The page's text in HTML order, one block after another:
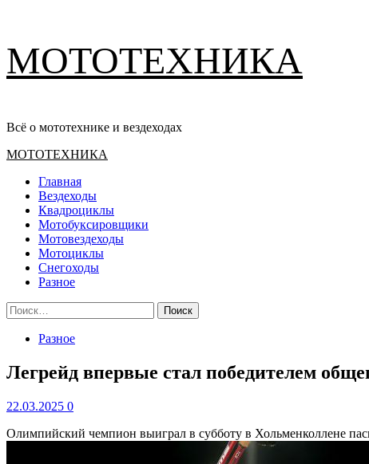
содержимому
МОТОТЕХНИКА
Всё о мототехнике и вездеходах
Основное
МОТОТЕХНИКА
Главная
Вездеходы
Квадроциклы
Мотобуксировщики
Мотовездеходы
Мотоциклы
Снегоходы
Разное
Найти:
Разное
Легрейд впервые стал победителем
22.03.2025 0
Олимпийский чемпион выиграл в субботу в Хольменколлене